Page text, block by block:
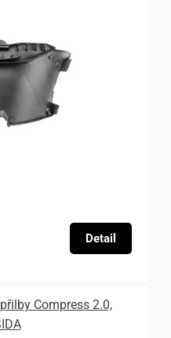
Detail
Compress 2.0,